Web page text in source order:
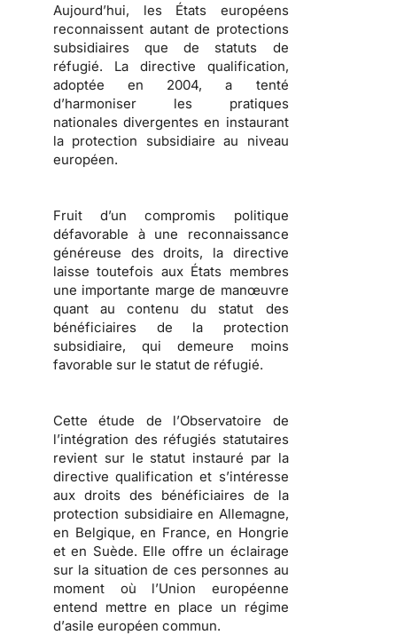
Aujourd’hui, les États européens
reconnaissent autant de protections
subsidiaires que de statuts de
réfugié. La directive qualification,
adoptée en 2004, a tenté
d’harmoniser les pratiques
nationales divergentes en instaurant
la protection subsidiaire au niveau
européen.
Fruit d’un compromis politique
défavorable à une reconnaissance
généreuse des droits, la directive
laisse toutefois aux États membres
une importante marge de manœuvre
quant au contenu du statut des
bénéficiaires de la protection
subsidiaire, qui demeure moins
favorable sur le statut de réfugié.
Cette étude de l’Observatoire de
l’intégration des réfugiés statutaires
revient sur le statut instauré par la
directive qualification et s’intéresse
aux droits des bénéficiaires de la
protection subsidiaire en Allemagne,
en Belgique, en France, en Hongrie
et en Suède. Elle offre un éclairage
sur la situation de ces personnes au
moment où l’Union européenne
entend mettre en place un régime
d’asile européen commun.